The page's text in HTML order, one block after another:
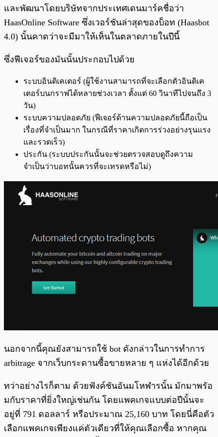
และพัฒนาโดยบริษัทจากประเทศเดนมาร์คชื่อว่า
HaasOnline Software ซึ่งเวอร์ชันล่าสุดของบ็อท (Haasbot
4.0) นั้นคาดว่าจะมีมาให้เห็นในตลาดภายในปีนี้
ซึ่งฟีเจอร์ของมันนั้นประกอบไปด้วย
ระบบอินดิเคเตอร์ (ผู้ใช้งานสามารถที่จะเลือกตัวอินดิเค
เตอร์บนกราฟได้หลายช่วงเวลา ตั้งแต่ 60 วินาทีไปจนถึง 3
วัน)
ระบบความปลอดภัย (ฟีเจอร์ด้านความปลอดภัยนี้ถือเป็น
เรื่องที่จำเป็นมาก ในกรณีที่ราคาเกิดการร่วงอย่างรุนแรง
และรวดเร็ว)
ประกัน (ระบบประกันนั้นจะช่วยตรวจสอบดูถึงความ
จำเป็นว่าบอทนั้นควรที่จะเทรดหรือไม่)
นอกจากนี้คุณยังสามารถใช้ bot ดังกล่าวในการทำการ
arbitrage จากเว็บกระดานซื้อขายหลาย ๆ แห่งได้อีกด้วย
ทว่าอย่างไรก็ตาม ด้วยฟังค์ชันอันมโหฬารนั้น มักมาพรัอ
มกับราคาที่ยิ่งใหญ่เช่นกัน โดยแพคเกจแบบต่อปีนั้นจะ
อยู่ที่ 791 ดอลลาร์ หรือประมาณ 25,160 บาท โดยนี่คือตัว
เลือกแพคเกจเพียงแค่ตัวเดียวที่ให้คุณเลือกซื้อ หากคุณ